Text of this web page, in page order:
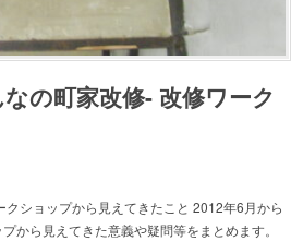
の町家改修- 改修ワーク
ショップから見えてきたこと 2012年6月から
から見えてきた意義や疑問等をまとめます。